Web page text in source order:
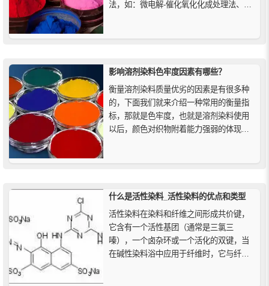
法，如：微电解-催化氧化化成处理法、双
影响溶剂染料色牢度因素有哪些？
衡量溶剂染料质量优劣的因素是有很多种
的，下面我们就来介绍一种常用的衡量指
标，那就是色牢度，也就是溶剂染料使用
以后，颜色对织物附着能力强弱的体现，
什么是活性染料_活性染料的优点和类型
活性染料在染料和纤维之间形成共价键，
它含有一个活性基团（通常是三氯三
嗪），一个卤杂环或一个活化的双键，当
在碱性染料浴中应用于纤维时，它与纤维